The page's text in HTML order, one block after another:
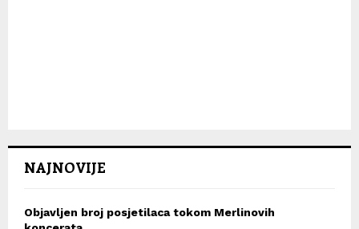
NAJNOVIJE
Objavljen broj posjetilaca tokom Merlinovih